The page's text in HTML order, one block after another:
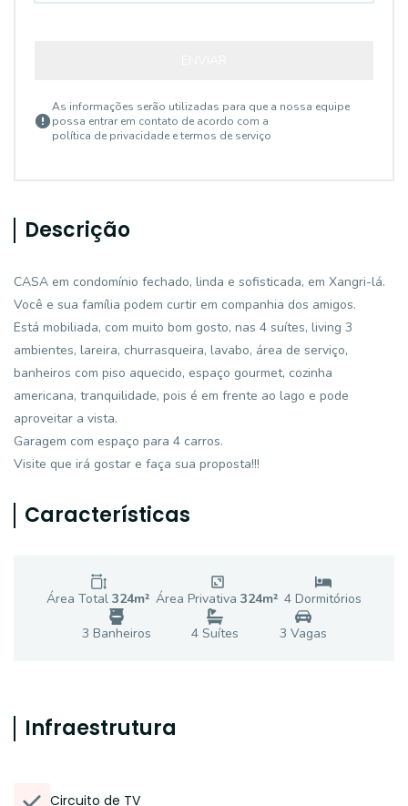
As informações serão utilizadas para que a nossa equipe
possa entrar em contato de acordo com a
política de privacidade e termos de serviço
Descrição
CASA em condomínio fechado, linda e sofisticada, em Xangri-lá.
Você e sua família podem curtir em companhia dos amigos.
Está mobiliada, com muito bom gosto, nas 4 suítes, living 3
ambientes, lareira, churrasqueira, lavabo, área de serviço,
banheiros com piso aquecido, espaço gourmet, cozinha
americana, tranquilidade, pois é em frente ao lago e pode
aproveitar a vista.
Garagem com espaço para 4 carros.
Visite que irá gostar e faça sua proposta!!!
Características
Área Total 324m² Área Privativa 324m² 4 Dormitórios
3 Banheiros 4 Suítes 3 Vagas
Infraestrutura
Circuito de TV